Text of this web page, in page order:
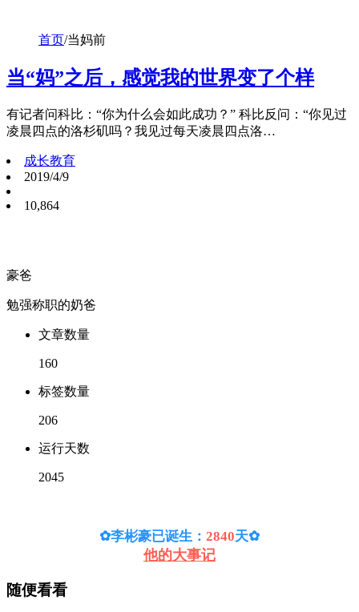
首页/当妈前
当“妈”之后，感觉我的世界变了个样
有记者问科比：“你为什么会如此成功？” 科比反问：“你见过
凌晨四点的洛杉矶吗？我见过每天凌晨四点洛…
成长教育
2019/4/9
10,864
豪爸
勉强称职的奶爸
文章数量
160
标签数量
206
运行天数
2045
✿李彬豪已诞生： 2840天✿
他的大事记
随便看看